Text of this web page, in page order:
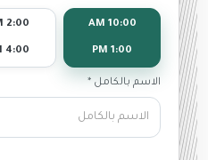
10:00 AM
1:00 PM
2:00 PM
4:00 PM
الاسم بالكامل *